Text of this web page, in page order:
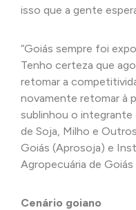
isso que a gente
“Goiás sempre foi
Tenho certeza que
retomar a
novamente retomar à
sublinhou o
de Soja, Milho e
Goiás (Aprosoja) e
Agropecuária de
Cenário goiano